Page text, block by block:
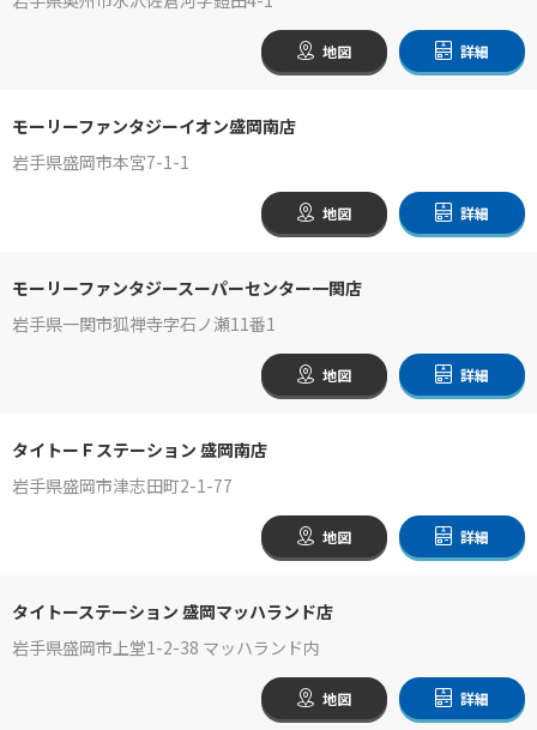
地図 詳細
モーリーファンタジーイオン盛岡南店
岩手県盛岡市本宮7-1-1
地図 詳細
モーリーファンタジースーパーセンター一関店
岩手県一関市狐禅寺字石ノ瀬11番1
地図 詳細
タイトーＦステーション 盛岡南店
岩手県盛岡市津志田町2-1-77
地図 詳細
タイトーステーション 盛岡マッハランド店
岩手県盛岡市上堂1-2-38 マッハランド内
地図 詳細